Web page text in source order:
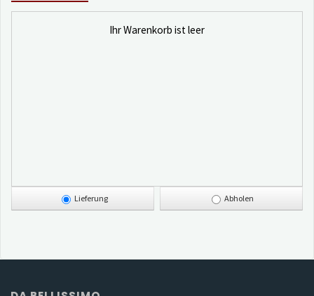
Ihr Warenkorb ist leer
Lieferung Abholen